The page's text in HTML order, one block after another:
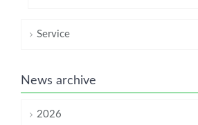
Service
News archive
2026